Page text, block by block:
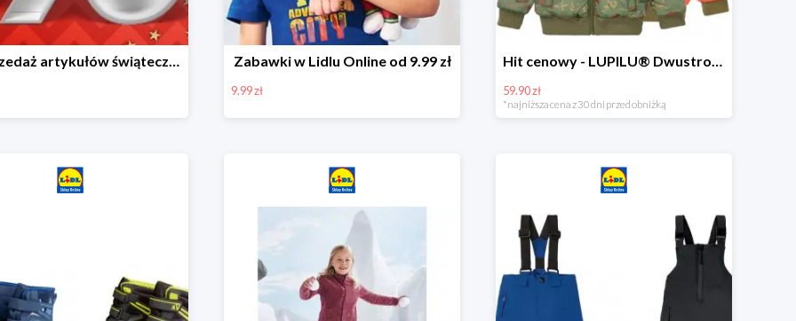
Wyprzedaż artykułów świątecznych w Lidlu Online Zabawki w Lidlu Online od 9.99 zł
9.99 zł
Hit cenowy - LUPILU® Dwustronna kurtka dziecięca z polarem
59.90 zł
*najniższa cena z 30 dni przed obniżką